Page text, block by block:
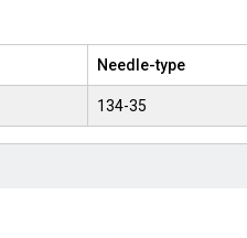
Needle-type
134-35